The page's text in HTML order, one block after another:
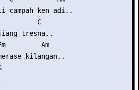
campah ken adi..
C
tresna..
Am
kilangan..